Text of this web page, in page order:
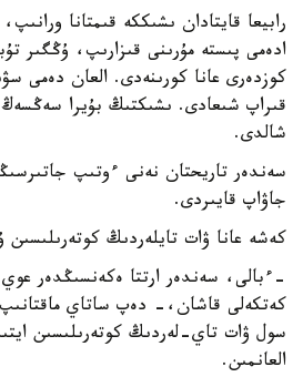
رابيعا قايتادان ىشىككە قىمتانا
ادەمى پىستە مۇرىنى قىزارىپ، ۇڭگىر
كوزدەرى عانا كورىنەدى. العان دەمى
قىراپ شىعادى. ىشىكتىڭ بۇيرا
شالدى.
سەندەر تاريحتان نەنى ءوتىپ
جاۋاپ قايىردى.
كەشە عانا ۋات تايلەردىڭ كوتەرىلىسىن
-ءبالى، سەندەر ارتتا ەكەنسىڭدەر
كەتكەلى قاشان،- دەپ ساتاي
سول ۋات تاي-لەردىڭ كوتەرىلىسىن
العانمىن.